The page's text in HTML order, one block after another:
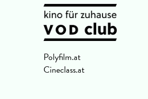
Polyfilm.at
Cineclass.at